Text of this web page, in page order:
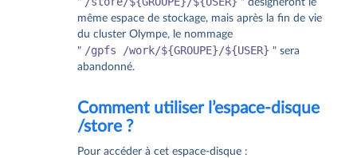
"
" désigneront le
même espace de stockage, mais après la fin de vie
du cluster Olympe, le nommage
" /gpfs /work/${GROUPE}/${USER} " sera
abandonné.
Comment utiliser l’espace-disque
/store ?
Pour accéder à cet espace-disque :